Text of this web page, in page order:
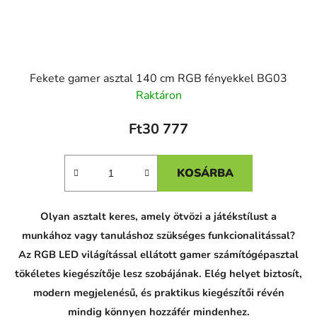
Fekete gamer asztal 140 cm RGB fényekkel BG03
Raktáron
Ft30 777
KOSÁRBA
G
T
Olyan asztalt keres, amely ötvözi a játékstílust a
munkához vagy tanuláshoz szükséges funkcionalitással?
Az RGB LED világítással ellátott gamer számítógépasztal
tökéletes kiegészítője lesz szobájának. Elég helyet biztosít,
modern megjelenésű, és praktikus kiegészítői révén
mindig könnyen hozzáfér mindenhez.